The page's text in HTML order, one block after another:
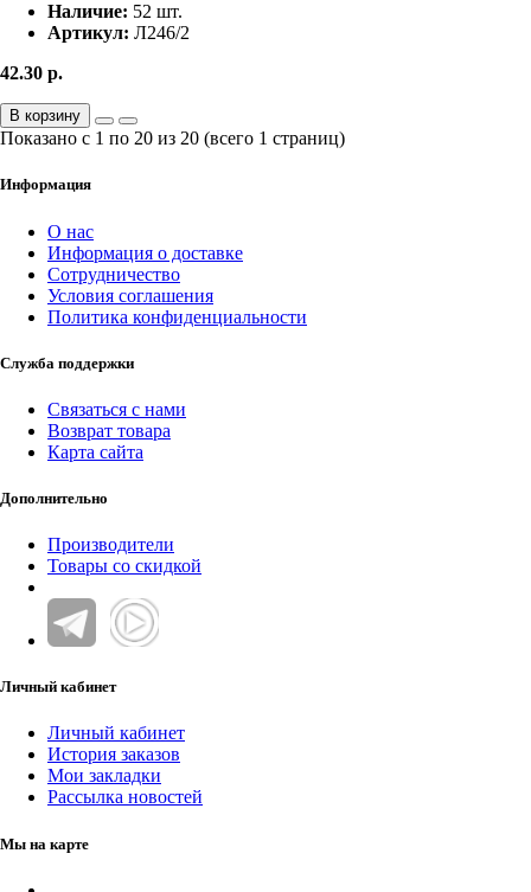
Наличие: 52 шт.
Артикул: Л246/2
42.30 р.
В корзину
Показано с 1 по 20 из 20 (всего 1 страниц)
Информация
О нас
Информация о доставке
Сотрудничество
Условия соглашения
Политика конфиденциальности
Служба поддержки
Связаться с нами
Возврат товара
Карта сайта
Дополнительно
Производители
Товары со скидкой
Личный кабинет
Личный кабинет
История заказов
Мои закладки
Рассылка новостей
Мы на карте